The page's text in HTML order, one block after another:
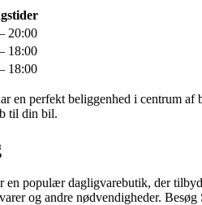
20:00
18:00
18:00
en perfekt beliggenhed i centrum
til din bil.
en populær dagligvarebutik, der
og andre nødvendigheder.